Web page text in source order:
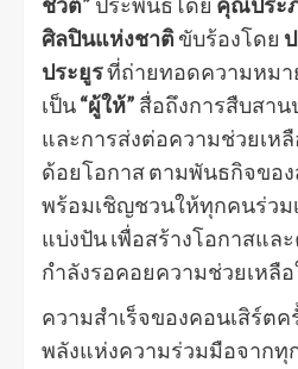
ศิลปินแห่งชาติขับร้องโดย
ประยูรที่ถ่ายทอดความหมา
เป็น“ผู้ให้” สื่อถึงการสืบสา
และการส่งต่อความช่วยเห
ด้อยโอกาส ตามพันธกิจขอ
พร้อมเชิญชวนให้ทุกคนร่วม
แบ่งปัน เพื่อสร้างโอกาสแล
กำลังรอคอยความช่วยเหลื
ความสำเร็จของคอนเสิร์ต
พลังแห่งความร่วมมือจากทุ